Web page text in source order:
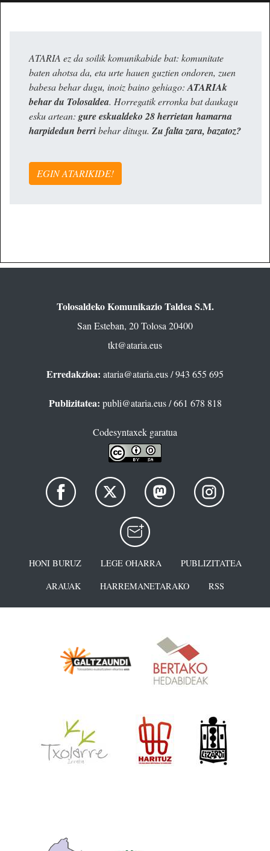
ATARIA ez da soilik komunikabide bat: komunitate
baten ahotsa da, eta urte hauen guztien ondoren, zuen
babesa behar dugu, inoiz baino gehiago: ATARIAk
behar du Tolosaldea. Horregatik erronka bat daukagu
esku artean: gure eskualdeko 28 herrietan hamarna
harpidedun berribehar ditugu. Zu falta zara, bazatoz?
EGIN ATARIKIDE!
Tolosaldeko Komunikazio Taldea S.M.
San Esteban, 20 Tolosa 20400
tkt@ataria.eus
Erredakzioa: ataria@ataria.eus/ 943 655 695
Publizitatea: publi@ataria.eus/ 661 678 818
Codesyntaxek garatua
HONI BURUZ LEGE OHARRA
PUBLIZITATEA
ARAUAK
HARREMANETARAKO RSS